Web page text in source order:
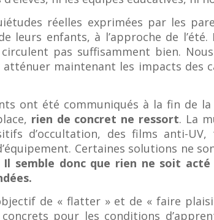
réelles exprimées par les
leurs enfants, à l’approche de
pas suffisamment bien.
maintenant les impacts des
ont été communiqués à la fin de
rien de concret ne ressort. La
d’occultation, des films anti-
Certaines solutions ne
Il semble donc que rien ne soit
de « flatter » et de « faire
pour les conditions